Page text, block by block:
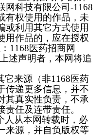
网科技有限公司-1168
有权使用的作品，未
或利用其它方式使用
用作品的，应在授权
1168医药招商网
述声明者，本网将追
来源（非1168医药
传递更多信息，并不
其真实性负责，不承
任及连带责任。
从本网转载时，必
来源，并自负版权等